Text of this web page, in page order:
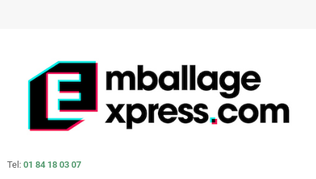
Tel: 01 84 18 03 07